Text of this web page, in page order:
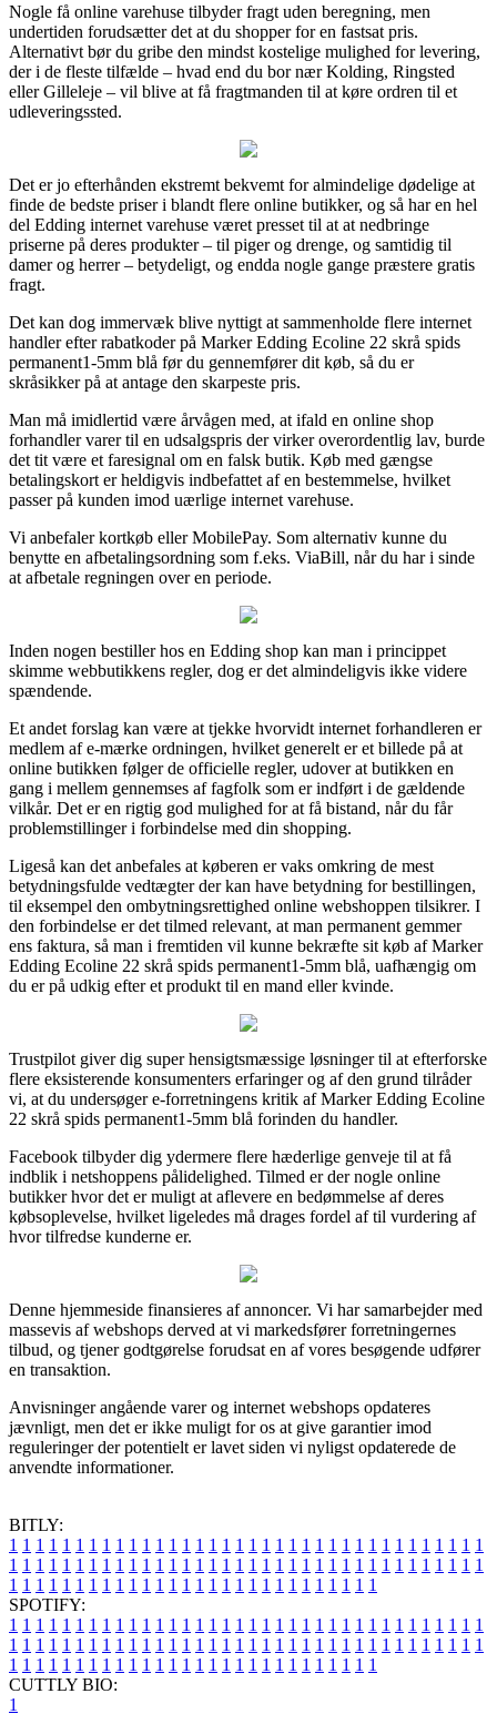
Nogle få online varehuse tilbyder fragt uden beregning, men
undertiden forudsætter det at du shopper for en fastsat pris.
Alternativt bør du gribe den mindst kostelige mulighed for levering,
der i de fleste tilfælde – hvad end du bor nær Kolding, Ringsted
eller Gilleleje – vil blive at få fragtmanden til at køre ordren til et
udleveringssted.
Det er jo efterhånden ekstremt bekvemt for almindelige dødelige at
finde de bedste priser i blandt flere online butikker, og så har en hel
del Edding internet varehuse været presset til at at nedbringe
priserne på deres produkter – til piger og drenge, og samtidig til
damer og herrer – betydeligt, og endda nogle gange præstere gratis
fragt.
Det kan dog immervæk blive nyttigt at sammenholde flere internet
handler efter rabatkoder på Marker Edding Ecoline 22 skrå spids
permanent1-5mm blå før du gennemfører dit køb, så du er
skråsikker på at antage den skarpeste pris.
Man må imidlertid være årvågen med, at ifald en online shop
forhandler varer til en udsalgspris der virker overordentlig lav, burde
det tit være et faresignal om en falsk butik. Køb med gængse
betalingskort er heldigvis indbefattet af en bestemmelse, hvilket
passer på kunden imod uærlige internet varehuse.
Vi anbefaler kortkøb eller MobilePay. Som alternativ kunne du
benytte en afbetalingsordning som f.eks. ViaBill, når du har i sinde
at afbetale regningen over en periode.
Inden nogen bestiller hos en Edding shop kan man i princippet
skimme webbutikkens regler, dog er det almindeligvis ikke videre
spændende.
Et andet forslag kan være at tjekke hvorvidt internet forhandleren er
medlem af e-mærke ordningen, hvilket generelt er et billede på at
online butikken følger de officielle regler, udover at butikken en
gang i mellem gennemses af fagfolk som er indført i de gældende
vilkår. Det er en rigtig god mulighed for at få bistand, når du får
problemstillinger i forbindelse med din shopping.
Ligeså kan det anbefales at køberen er vaks omkring de mest
betydningsfulde vedtægter der kan have betydning for bestillingen,
til eksempel den ombytningsrettighed online webshoppen tilsikrer. I
den forbindelse er det tilmed relevant, at man permanent gemmer
ens faktura, så man i fremtiden vil kunne bekræfte sit køb af Marker
Edding Ecoline 22 skrå spids permanent1-5mm blå, uafhængig om
du er på udkig efter et produkt til en mand eller kvinde.
Trustpilot giver dig super hensigtsmæssige løsninger til at efterforske
flere eksisterende konsumenters erfaringer og af den grund tilråder
vi, at du undersøger e-forretningens kritik af Marker Edding Ecoline
22 skrå spids permanent1-5mm blå forinden du handler.
Facebook tilbyder dig ydermere flere hæderlige genveje til at få
indblik i netshoppens pålidelighed. Tilmed er der nogle online
butikker hvor det er muligt at aflevere en bedømmelse af deres
købsoplevelse, hvilket ligeledes må drages fordel af til vurdering af
hvor tilfredse kunderne er.
Denne hjemmeside finansieres af annoncer. Vi har samarbejder med
massevis af webshops derved at vi markedsfører forretningernes
tilbud, og tjener godtgørelse forudsat en af vores besøgende udfører
en transaktion.
Anvisninger angående varer og internet webshops opdateres
jævnligt, men det er ikke muligt for os at give garantier imod
reguleringer der potentielt er lavet siden vi nyligst opdaterede de
anvendte informationer.
BITLY:
1 1 1 1 1 1 1 1 1 1 1 1 1 1 1 1 1 1 1 1 1 1 1 1 1 1 1 1 1 1 1 1 1 1 1 1
1 1 1 1 1 1 1 1 1 1 1 1 1 1 1 1 1 1 1 1 1 1 1 1 1 1 1 1 1 1 1 1 1 1 1 1
1 1 1 1 1 1 1 1 1 1 1 1 1 1 1 1 1 1 1 1 1 1 1 1 1 1 1 1
SPOTIFY:
1 1 1 1 1 1 1 1 1 1 1 1 1 1 1 1 1 1 1 1 1 1 1 1 1 1 1 1 1 1 1 1 1 1 1 1
1 1 1 1 1 1 1 1 1 1 1 1 1 1 1 1 1 1 1 1 1 1 1 1 1 1 1 1 1 1 1 1 1 1 1 1
1 1 1 1 1 1 1 1 1 1 1 1 1 1 1 1 1 1 1 1 1 1 1 1 1 1 1 1
CUTTLY BIO:
1